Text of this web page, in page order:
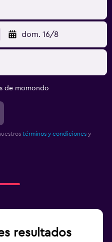
dom. 16/8
de momondo
términos y condiciones y
resultados